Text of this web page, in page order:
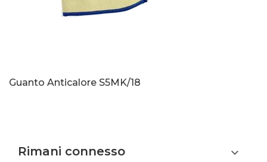
Guanto Anticalore S5MK/18
Rimani connesso 